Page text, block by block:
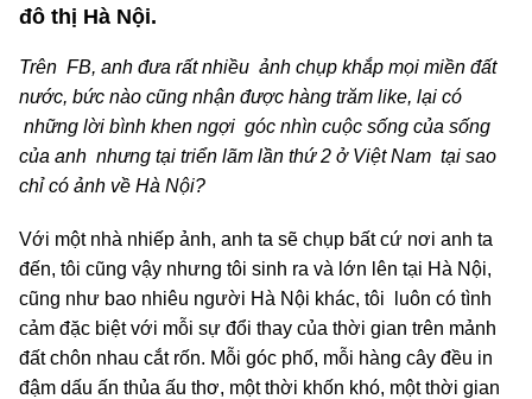
đô thị Hà Nội.
Trên FB, anh đưa rất nhiều ảnh chụp khắp mọi miền đất
nước, bức nào cũng nhận được hàng trăm like, lại có
những lời bình khen ngợi góc nhìn cuộc sống của sống
của anh nhưng tại triển lãm lần thứ 2 ở Việt Nam tại sao
chỉ có ảnh về Hà Nội?
Với một nhà nhiếp ảnh, anh ta sẽ chụp bất cứ nơi anh ta
đến, tôi cũng vậy nhưng tôi sinh ra và lớn lên tại Hà Nội,
cũng như bao nhiêu người Hà Nội khác, tôi luôn có tình
cảm đặc biệt với mỗi sự đổi thay của thời gian trên mảnh
đất chôn nhau cắt rốn. Mỗi góc phố, mỗi hàng cây đều in
đậm dấu ấn thủa ấu thơ, một thời khốn khó, một thời gian